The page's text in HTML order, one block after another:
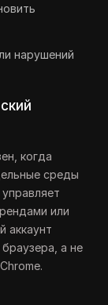
нарушений
когда
среды
или
аккаунт
а не